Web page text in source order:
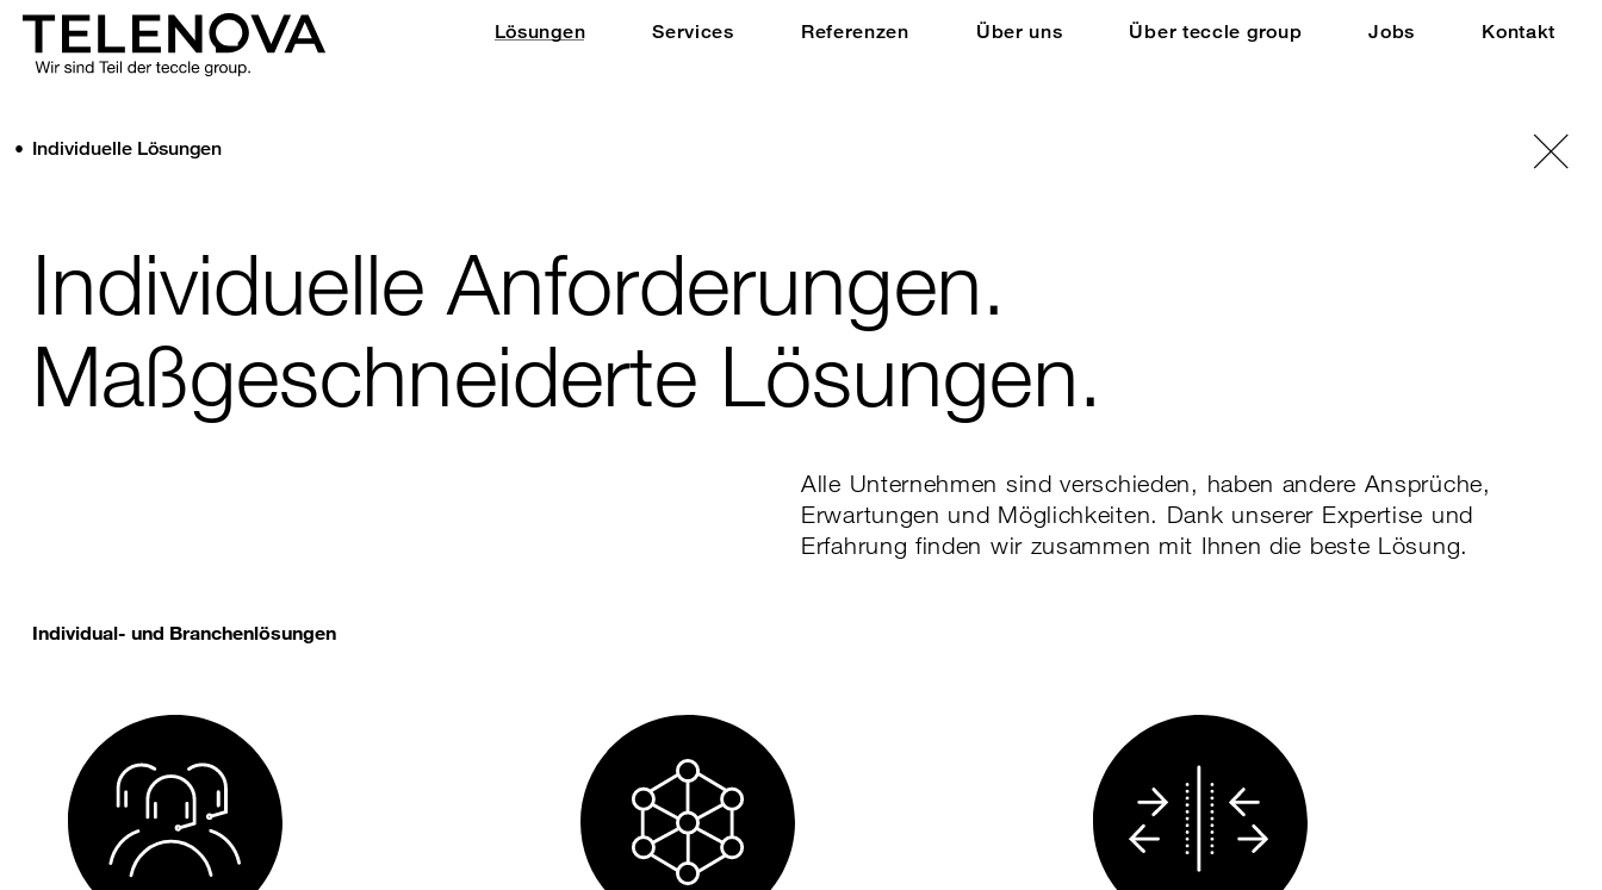
Zum
Telenova IT-Kommunikationslösungen Lösungen Services Referenzen Über uns Über teccle group Jobs Kontakt
Individuelle Lösungen
Individuelle Anforderungen.
Maßgeschneiderte Lösungen.
Alle Unternehmen sind verschieden, haben andere Ansprüche,
Erwartungen und Möglichkeiten. Dank unserer Expertise und
Erfahrung finden wir zusammen mit Ihnen die beste Lösung.
Individual- und Branchenlösungen